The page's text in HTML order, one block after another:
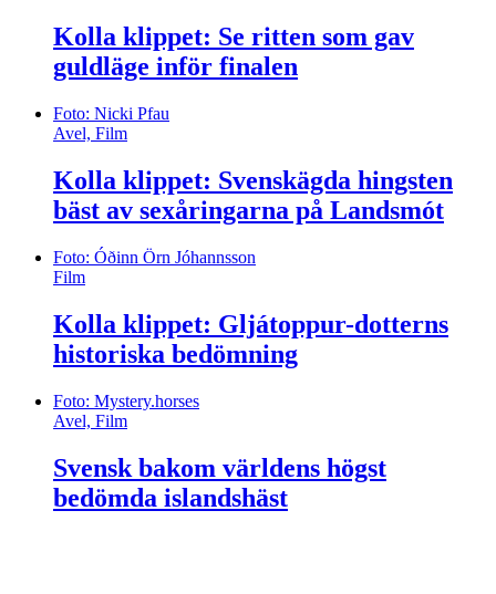
Kolla klippet: Se ritten som gav
guldläge inför finalen
Foto: Nicki Pfau
Avel, Film
Kolla klippet: Svenskägda hingsten
bäst av sexåringarna på Landsmót
Foto: Óðinn Örn Jóhannsson
Film
Kolla klippet: Gljátoppur-dotterns
historiska bedömning
Foto: Mystery.horses
Avel, Film
Svensk bakom världens högst
bedömda islandshäst